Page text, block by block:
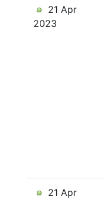
21 Apr
2023
21 Apr